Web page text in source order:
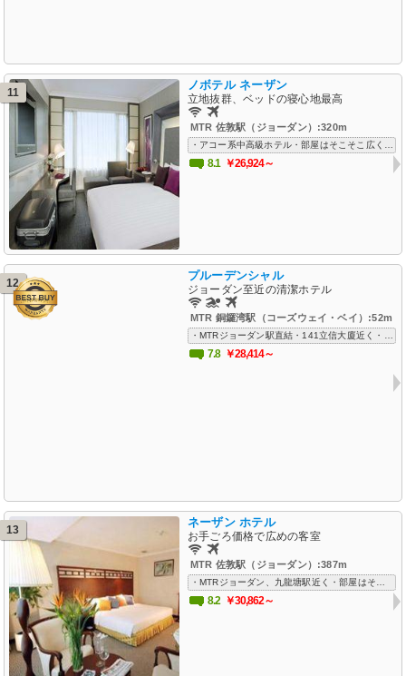
11
ノボテル ネーザン
立地抜群、ベッドの寝心地最高
MTR 佐敦駅（ジョーダン）:320m
8.1 ￥26,924～
12
プルーデンシャル
ジョーダン至近の清潔ホテル
MTR 銅鑼湾駅（コーズウェイ・ベイ）:52m
7.8 ￥28,414～
13
ネーザン ホテル
お手ごろ価格で広めの客室
MTR 佐敦駅（ジョーダン）:387m
8.2 ￥30,862～